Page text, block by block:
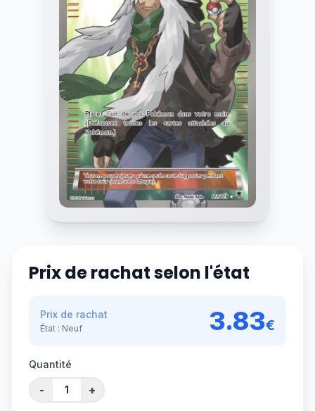
Prix de rachat selon l'état
Prix de rachat
État : Neuf 3.83€
Quantité
- +